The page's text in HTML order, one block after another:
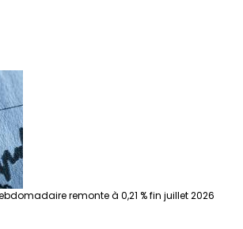
remonte à 0,21 % fin juillet 2026